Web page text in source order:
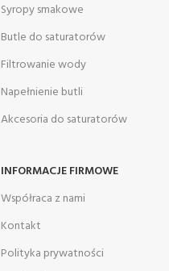
Syropy smakowe
Butle do saturatorów
Filtrowanie wody
Napełnienie butli
Akcesoria do saturatorów
INFORMACJE FIRMOWE
Współraca z nami
Kontakt
Polityka prywatności